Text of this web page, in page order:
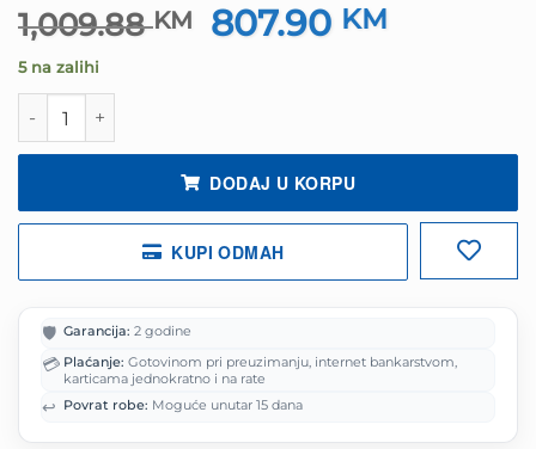
1,009.88KM
Izvorna
cijena
807.90 KM
5 na zalihi
Mobitel Samsung Galaxy A57 5G 8GB 128GB Violet
DODAJ U KORPU
KUPI ODMAH
🛡️ Garancija: 2 godine
💳 Plaćanje: Gotovinom pri preuzimanju, internet bankarstvom,
karticama jednokratno i na rate
↩️ Povrat robe: Moguće unutar 15 dana